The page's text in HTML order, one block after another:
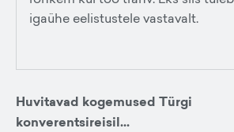
igaühe eelistustele vastavalt.
Huvitavad kogemused Türgi
konverentsireisil...